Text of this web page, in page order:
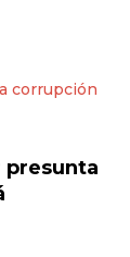
presunta